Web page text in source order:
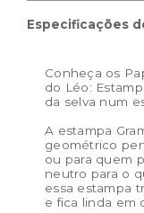
Especificações
Conheça os
do Léo:
da selva num
A estampa
geométrico
ou para quem
neutro para o
essa estampa
e fica linda em